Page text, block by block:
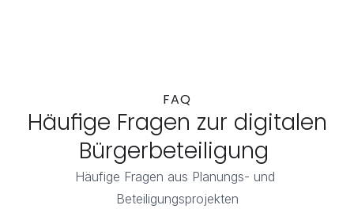
FAQ
Bürgerbeteiligung
Häufige Fragen aus Planungs- und
Beteiligungsprojekten